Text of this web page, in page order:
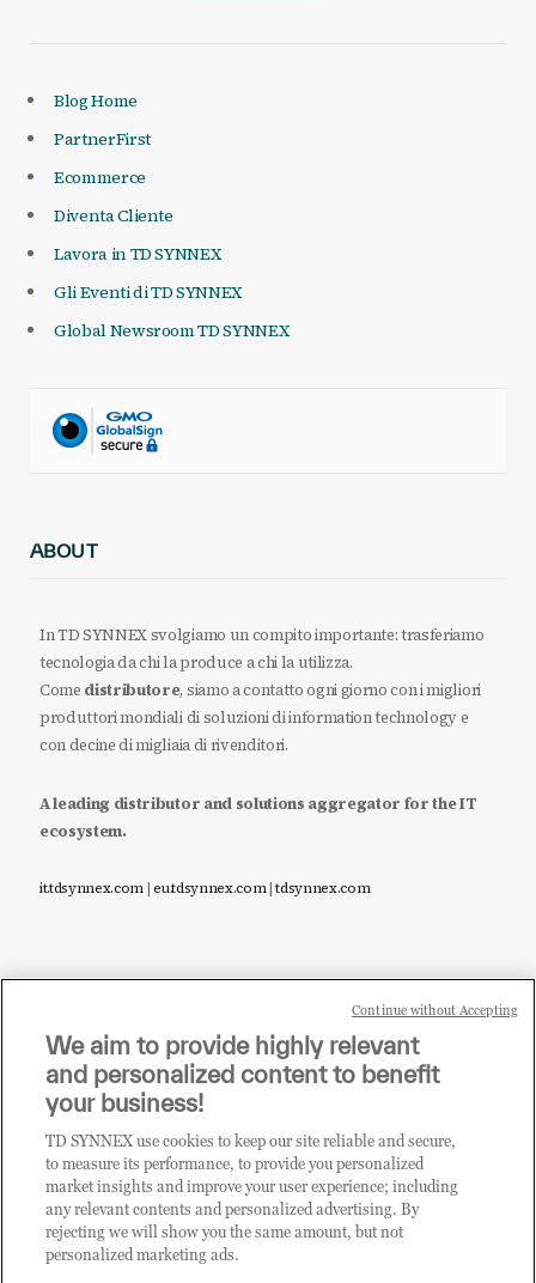
Blog Home
PartnerFirst
Ecommerce
Diventa Cliente
Lavora in TD SYNNEX
Gli Eventi di TD SYNNEX
Global Newsroom TD SYNNEX
ABOUT
In TD SYNNEX svolgiamo un compito importante: trasferiamo
tecnologia da chi la produce a chi la utilizza.
Come distributore, siamo a contatto ogni giorno con i migliori
produttori mondiali di soluzioni di information technology e
con decine di migliaia di rivenditori.
A leading distributor and solutions aggregator for the IT
ecosystem.
it.tdsynnex.com|eu.tdsynnex.com|tdsynnex.com
Sei un rivenditore di tecnologia e desideri acquistare
i prodotti o le soluzioni trattate sul blog?
CLICCA QUI E DIVENTA
CLIENTE TD SYNNEX
We aim to provide highly relevant
and personalized content to benefit
your business!
TD SYNNEX use cookies to keep our site reliable and secure,
to measure its performance, to provide you personalized
market insights and improve your user experience; including
any relevant contents and personalized advertising. By
rejecting we will show you the same amount, but not
personalized marketing ads.
Continue without Accepting